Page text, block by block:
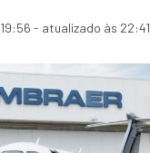
19:56 - atualizado às 22:41